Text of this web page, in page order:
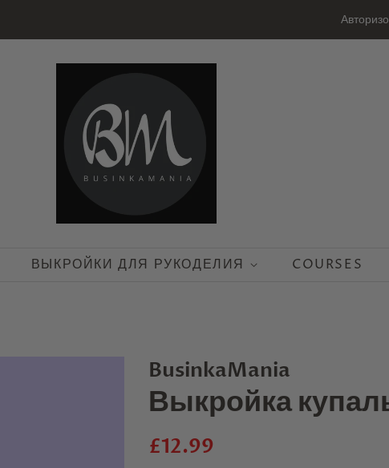
ВЫКРОЙКИ ДЛЯ РУКОДЕЛИЯ COURSES
BusinkaMania
Выкройка
Regular
£12.99